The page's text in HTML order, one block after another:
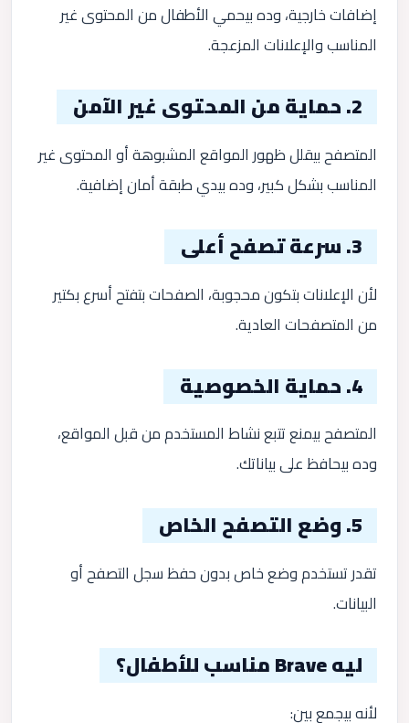
إضافات خارجية، وده بيحمي الأطفال من المحتوى غير
المناسب والإعلانات المزعجة.
2. حماية من المحتوى غير الآمن
المتصفح بيقلل ظهور المواقع المشبوهة أو المحتوى غير
المناسب بشكل كبير، وده بيدي طبقة أمان إضافية.
3. سرعة تصفح أعلى
لأن الإعلانات بتكون محجوبة، الصفحات بتفتح أسرع بكتير
من المتصفحات العادية.
4. حماية الخصوصية
المتصفح بيمنع تتبع نشاط المستخدم من قبل المواقع،
وده بيحافظ على بياناتك.
5. وضع التصفح الخاص
تقدر تستخدم وضع خاص بدون حفظ سجل التصفح أو
البيانات.
ليه Brave مناسب للأطفال؟
لأنه بيجمع بين: